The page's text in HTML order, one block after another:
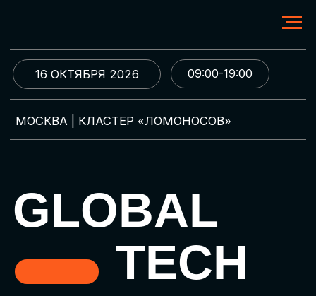
МОСКВА | КЛАСТЕР «ЛОМОНОСОВ»
GLOBAL
TECH
FORUM
Цифровая трансформация
и автоматизация бизнеса
09:00-19:00
16 ОКТЯБРЯ 2026